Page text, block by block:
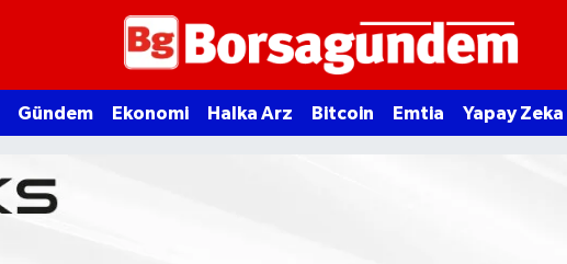
Gündem Ekonomi Halka Arz Bitcoin Emtia Yapay Zeka